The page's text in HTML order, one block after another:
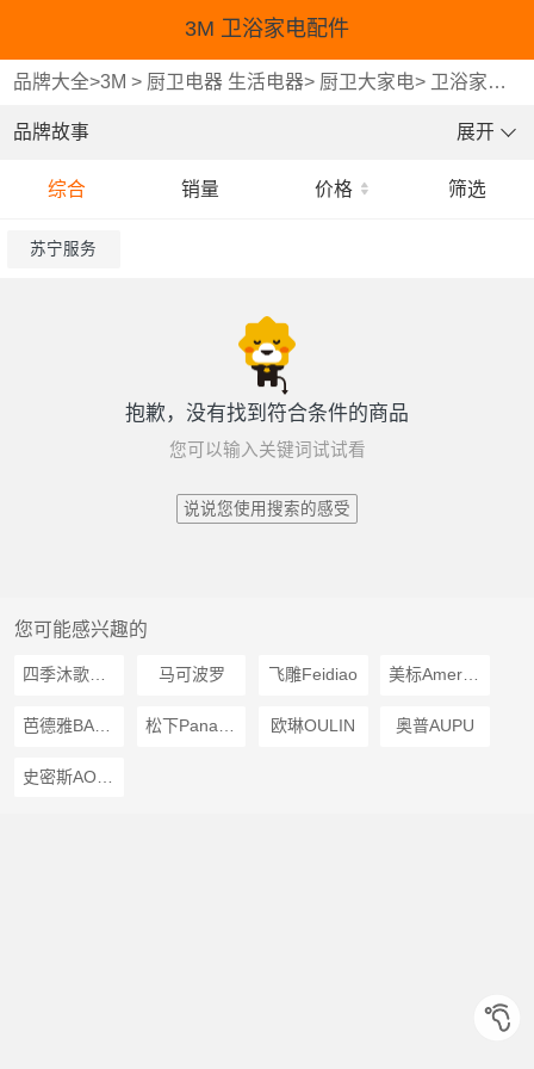
3M 卫浴家电配件
品牌大全>3M > 厨卫电器 生活电器> 厨卫大家电> 卫浴家电配件
品牌故事 展开
综合 销量 价格 筛选
苏宁服务
抱歉，没有找到符合条件的商品
您可以输入关键词试试看
说说您使用搜索的感受
您可能感兴趣的
马可波罗 飞雕Feidiao
欧琳OULIN 奥普AUPU